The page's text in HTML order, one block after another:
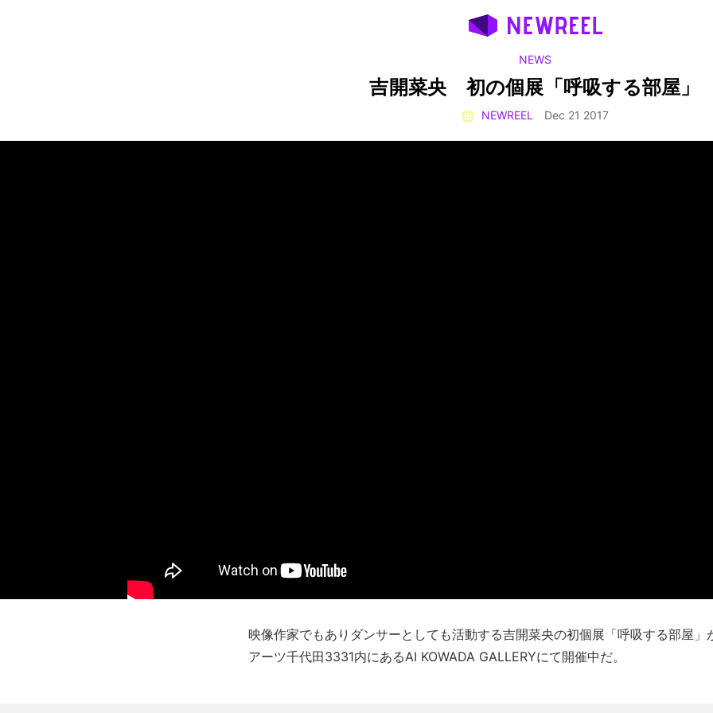
NEWS
吉開菜央 初の個展「呼吸する部屋」
NEWREEL Dec 21 2017
映像作家でもありダンサーとしても活動する吉開菜央の初個展「呼吸する部屋」
アーツ千代田3331内にあるAI KOWADA GALLERYにて開催中だ。